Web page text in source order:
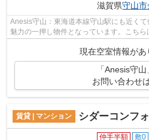
滋賀県守山市
Anesis守山：東海道本線守山駅にも近く
魅力の一押し物件となっています。こち
現在空室情報があ
「Anesis守
お問い合わせ
賃貸 | マンション シダーコンフ
仲手半額 敷0